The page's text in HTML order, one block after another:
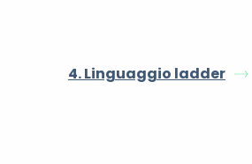
4. Linguaggio ladder